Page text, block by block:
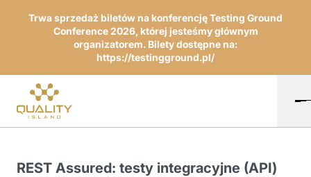
Trwa sprzedaż biletów na konferencję Testing Ground
Conference 2026, której jesteśmy głównym
organizatorem. Bilety dostępne na:
https://testingground.pl/
REST Assured: testy integracyjne (API)